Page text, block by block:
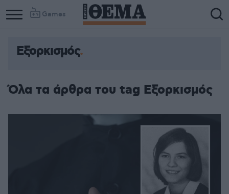
Games
Εξορκισμός
Όλα τα άρθρα του tag Εξορκισμός